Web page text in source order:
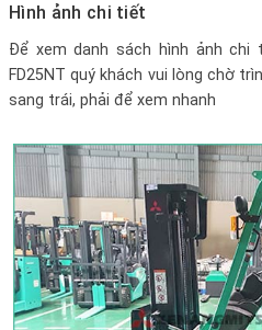
Hình ảnh chi tiết
Để xem danh sách hình ảnh chi
FD25NT quý khách vui lòng chờ
sang trái, phải để xem nhanh